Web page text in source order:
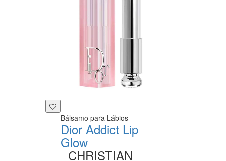
Bálsamo para Lábios
Dior Addict Lip
Glow
CHRISTIAN